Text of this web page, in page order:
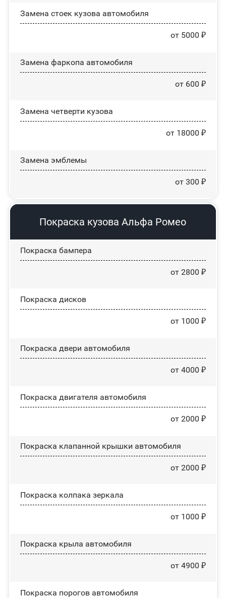
Замена стоек кузова автомобиля
от 5000 ₽
Замена фаркопа автомобиля
от 600 ₽
Замена четверти кузова
от 18000 ₽
Замена эмблемы
от 300 ₽
Покраска кузова Альфа Ромео
Покраска бампера
от 2800 ₽
Покраска дисков
от 1000 ₽
Покраска двери автомобиля
от 4000 ₽
Покраска двигателя автомобиля
от 2000 ₽
Покраска клапанной крышки автомобиля
от 2000 ₽
Покраска колпака зеркала
от 1000 ₽
Покраска крыла автомобиля
от 4900 ₽
Покраска порогов автомобиля